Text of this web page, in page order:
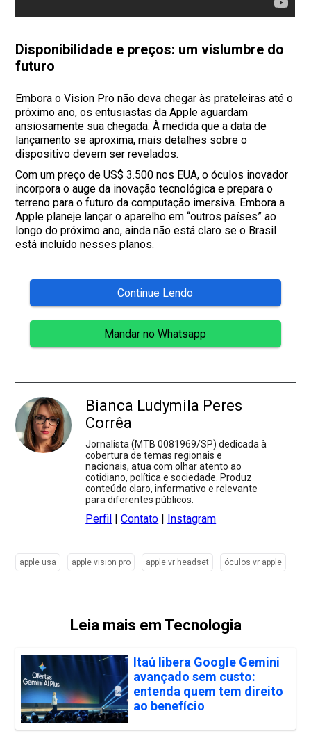
Disponibilidade e preços: um vislumbre do
futuro
Embora o Vision Pro não deva chegar às prateleiras até o
próximo ano, os entusiastas da Apple aguardam
ansiosamente sua chegada. À medida que a data de
lançamento se aproxima, mais detalhes sobre o
dispositivo devem ser revelados.
Com um preço de US$ 3.500 nos EUA, o óculos inovador
incorpora o auge da inovação tecnológica e prepara o
terreno para o futuro da computação imersiva. Embora a
Apple planeje lançar o aparelho em “outros países” ao
longo do próximo ano, ainda não está claro se o Brasil
está incluído nesses planos.
Continue Lendo
Mandar no Whatsapp
Bianca Ludymila Peres
Corrêa
Jornalista (MTB 0081969/SP) dedicada à
cobertura de temas regionais e
nacionais, atua com olhar atento ao
cotidiano, política e sociedade. Produz
conteúdo claro, informativo e relevante
para diferentes públicos.
Perfil |Contato Instagram
apple usa apple vision pro apple vr headset óculos vr apple
Leia mais em Tecnologia
Itaú libera Google Gemini
avançado sem custo:
entenda quem tem direito
ao benefício